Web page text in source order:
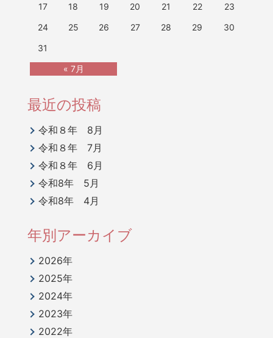
« 7月
17
18 19 20 21 22
23
24
25 26 27 28 29
30
31
最近の投稿
令和８年 8月
令和８年 7月
令和８年 6月
令和8年 5月
令和8年 4月
年別アーカイブ
2026年
2025年
2024年
2023年
2022年